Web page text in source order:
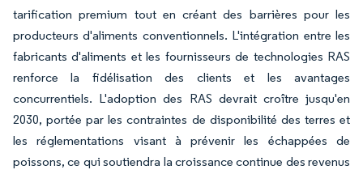
tarification premium tout en créant des barrières pour les
producteurs d'aliments conventionnels. L'intégration entre les
fabricants d'aliments et les fournisseurs de technologies RAS
renforce la fidélisation des clients et les avantages
concurrentiels. L'adoption des RAS devrait croître jusqu'en
2030, portée par les contraintes de disponibilité des terres et
les réglementations visant à prévenir les échappées de
poissons, ce qui soutiendra la croissance continue des revenus